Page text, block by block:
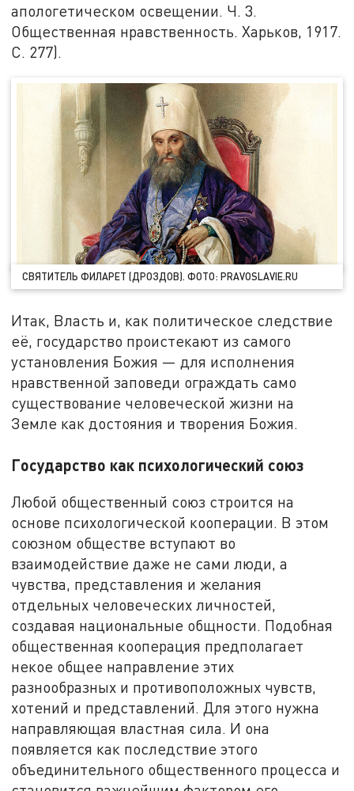
апологетическом освещении. Ч. 3.
Общественная нравственность. Харьков, 1917.
С. 277).
СВЯТИТЕЛЬ ФИЛАРЕТ (ДРОЗДОВ). ФОТО: PRAVOSLAVIE.RU
Итак, Власть и, как политическое следствие
её, государство проистекают из самого
установления Божия — для исполнения
нравственной заповеди ограждать само
существование человеческой жизни на
Земле как достояния и творения Божия.
Государство как психологический союз
Любой общественный союз строится на
основе психологической кооперации. В этом
союзном обществе вступают во
взаимодействие даже не сами люди, а
чувства, представления и желания
отдельных человеческих личностей,
создавая национальные общности. Подобная
общественная кооперация предполагает
некое общее направление этих
разнообразных и противоположных чувств,
хотений и представлений. Для этого нужна
направляющая властная сила. И она
появляется как последствие этого
объединительного общественного процесса и